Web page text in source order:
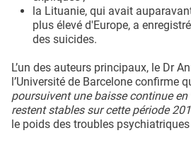
la Lituanie, qui avait
plus élevé d'Europe, a
des suicides.
L’un des auteurs principaux, le Dr
l’Université de Barcelone confirme
poursuivent une baisse continue en
restent stables sur cette période
le poids des troubles